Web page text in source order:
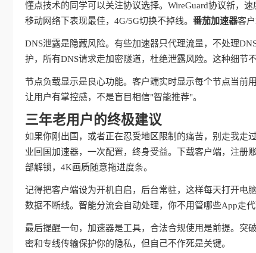
懂点技术的同学可以关注协议选择。WireGuard协议新，
移动网络下表现最佳，4G/5G切换不掉线。 番茄加速器客
DNS泄露是隐藏风险。有些加速器只代理流量，不处理
护，所有DNS请求走加密隧道，杜绝泄露风险。这种细节
节点负载显示是良心功能。客户端实时显示每个节点当前
让用户有掌控感，不是盲目相信"智能推荐"。
三年老用户的终极建议
如果你刚出国，或者正在忍受地区限制的痛苦，别走我走
业回国加速器，一次配置，终身受益。下载客户端，注册
部解锁，4K画质随意拖进度条。
记得把客户端设为开机自启，后台常驻，这样每天打开电
数据不断线。智能分流会自动处理，你不用管哪些App走
最后提醒一句，加速器是工具，合法合规使用是前提。突
密和专线传输保护你的隐私，但自己不作死是关键。